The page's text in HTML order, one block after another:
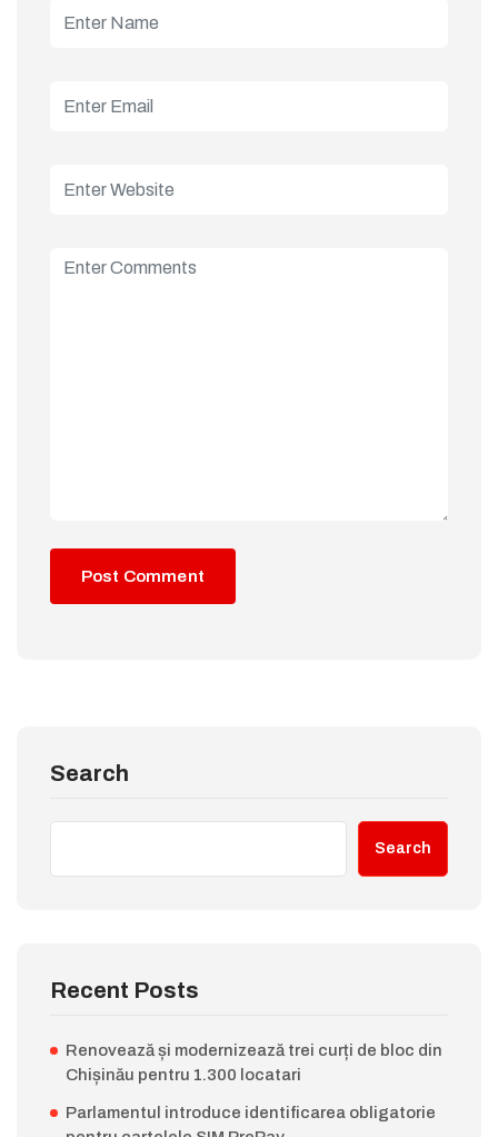
Search
Search
Recent Posts
Renovează și modernizează trei curți de bloc din
Chișinău pentru 1.300 locatari
Parlamentul introduce identificarea obligatorie